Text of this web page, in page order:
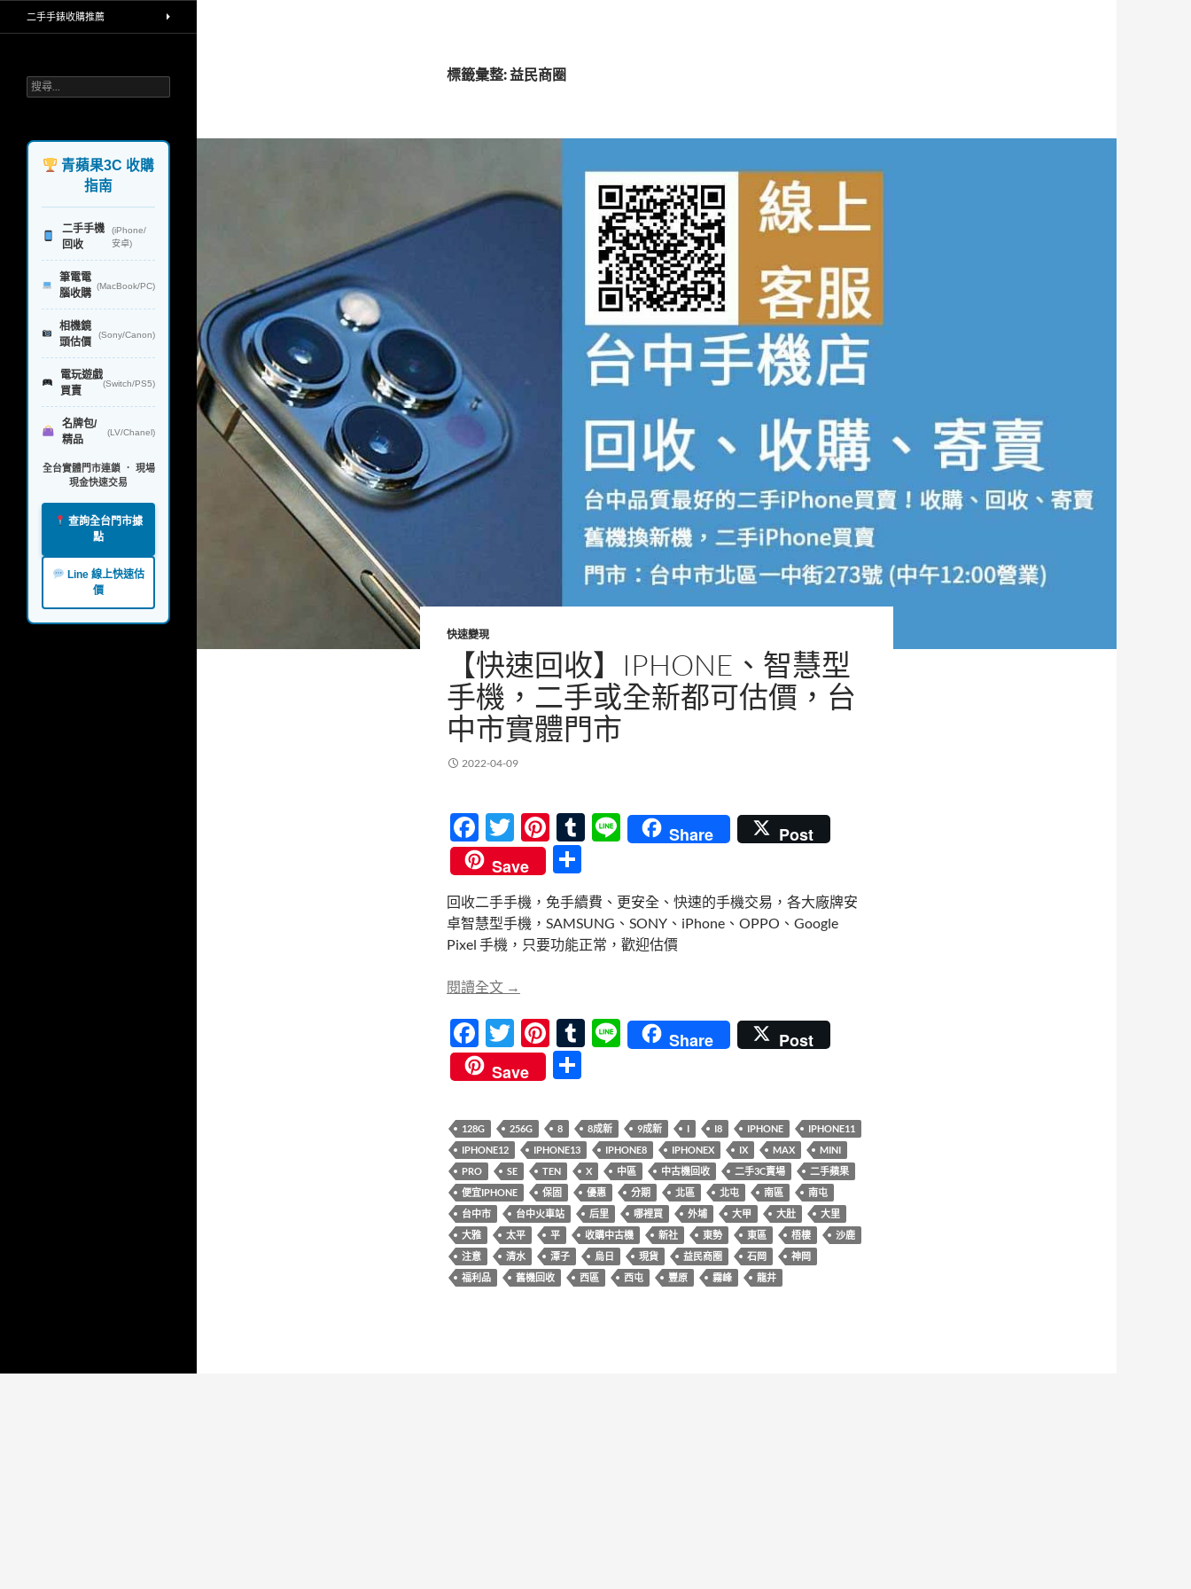
標籤彙整: 益民商圈
快速變現
【快速回收】IPHONE、智慧型
手機，二手或全新都可估價，台
中市實體門市
2022-04-09
F
ac
e
b
o
k
T
w
itt
er
Pi
nt
er
es
t
T
bl
r
Li
n
Share
Post
Save
享
回收二手手機，免手續費、更安全、快速的手機交易，各大廠牌安
卓智慧型手機，SAMSUNG、SONY、iPhone、OPPO、Google
Pixel 手機，只要功能正常，歡迎估價
閱讀全文 【快速回收】iPhone、智慧型手機，二手或全新都可估價，台中市實體門市
→
F
ac
e
b
o
o
k
T
w
itt
er
Pi
nt
er
es
t
T
bl
r
Li
n
Share
Post
Save
128G 256G 8 8成新 9成新 I I8 IPHONE
IPHONE11
IPHONE12
IPHONE13 IPHONE8 IPHONEX IX MAX
MINI
PRO
SE TEN X 中區 中古機回收 二手3C賣場
二手蘋果
便宜IPHONE
保固 優惠 分期 北區 北屯 南區
南屯
台中市
台中火車站 后里 哪裡買 外埔 大甲 大肚
大里
大雅
太平 平 收購中古機 新社 東勢 東區 梧棲
沙鹿
注意
清水 潭子 烏日 現貨 益民商圈 石岡
神岡
福利品
舊機回收 西區 西屯 豐原 霧峰 龍井
環保理念，回收再利用，不製造汙染
錶 禮券 rimowa行李箱 精品，台北 台
二手手錶收購推薦
搜
尋
字:
青蘋果3C 收購
指南
二手手機
回收
(iPhone/
安卓)
筆電電
腦收購
(MacBook/PC)
相機鏡
頭估價
(Sony/Canon)
電玩遊戲
買賣
(Switch/PS5)
名牌包/
精品
(LV/Chanel)
全台實體門市連鎖 ． 現場
現金快速交易
查詢全台門市據
點
Line 線上快速估
價